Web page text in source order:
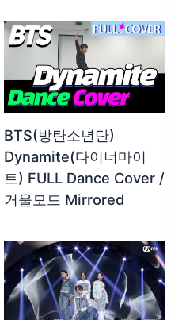
BTS(방탄소년단)
Dynamite(다이너마이
트) FULL Dance Cover /
거울모드 Mirrored